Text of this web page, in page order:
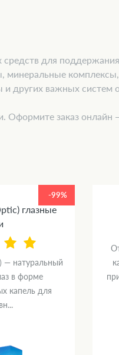
для
других важных систем
Оформите заказ онлайн
-99%
глазные
— натуральный
в форме
капель для